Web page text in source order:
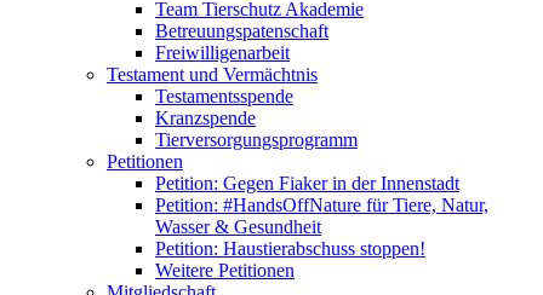
Team Tierschutz Akademie
Betreuungspatenschaft
Freiwilligenarbeit
Testament und Vermächtnis
Testamentsspende
Kranzspende
Tierversorgungsprogramm
Petitionen
Petition: Gegen Fiaker in der Innenstadt
Petition: #HandsOffNature für Tiere, Natur,
Wasser & Gesundheit
Petition: Haustierabschuss stoppen!
Weitere Petitionen